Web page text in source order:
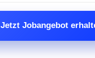
Jetzt Jobangebot